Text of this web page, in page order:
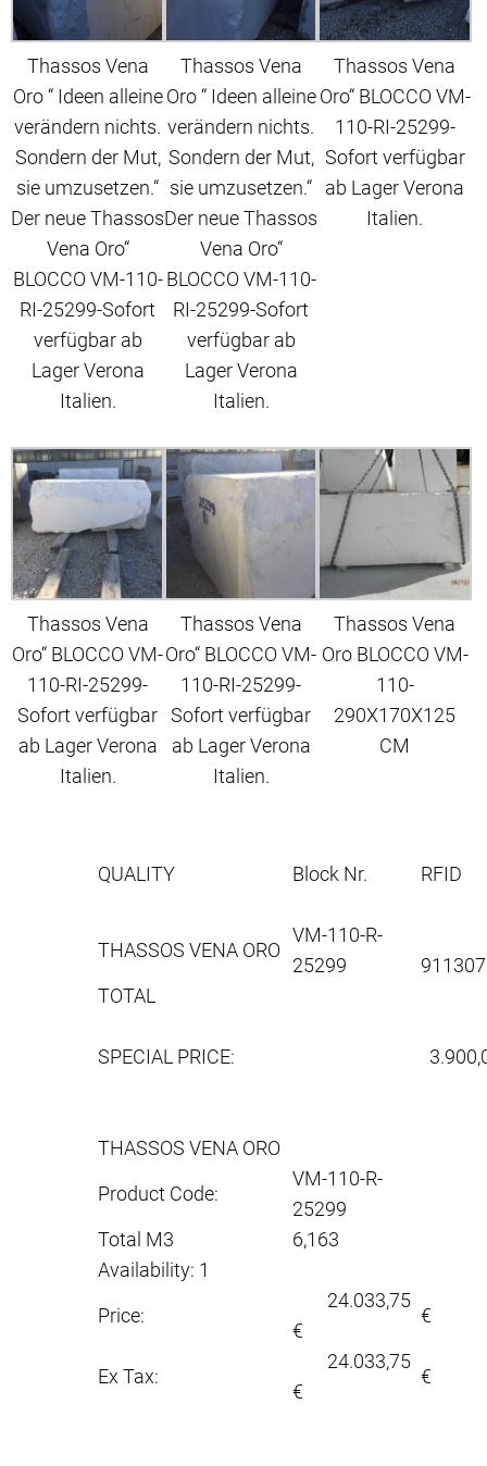
Thassos Vena
Oro “ Ideen alleine
verändern nichts.
Sondern der Mut,
sie umzusetzen.“
Der neue Thassos
Vena Oro“
BLOCCO VM-110-
RI-25299-Sofort
verfügbar ab
Lager Verona
Italien.
Thassos Vena
Oro “ Ideen alleine
verändern nichts.
Sondern der Mut,
sie umzusetzen.“
Der neue Thassos
Vena Oro“
BLOCCO VM-110-
RI-25299-Sofort
verfügbar ab
Lager Verona
Italien.
Thassos Vena
Oro“ BLOCCO VM-
110-RI-25299-
Sofort verfügbar
ab Lager Verona
Italien.
Thassos Vena
Oro“ BLOCCO VM-
110-RI-25299-
Sofort verfügbar
ab Lager Verona
Italien.
Thassos Vena
Oro“ BLOCCO VM-
110-RI-25299-
Sofort verfügbar
ab Lager Verona
Italien.
Thassos Vena
Oro BLOCCO VM-
110-
290X170X125
CM
QUALITY Block Nr. RFID
THASSOS VENA ORO
VM-110-R-
25299
911307
TOTAL
SPECIAL PRICE:
THASSOS VENA ORO
Product Code:
VM-110-R-
25299
Total M3
6,163
Availability: 1
Price:
24.033,75
€
€
Ex Tax:
24.033,75
€
€